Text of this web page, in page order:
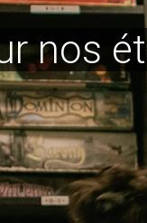
nos